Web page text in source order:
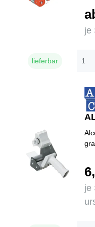
je
lieferbar
je